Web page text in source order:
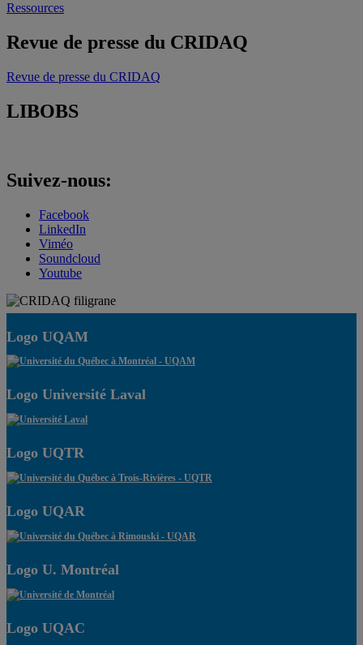
Ressources
Revue de presse du CRIDAQ
Revue de presse du CRIDAQ
LIBOBS
Suivez-nous:
Facebook
LinkedIn
Viméo
Soundcloud
Youtube
Logo UQAM
Logo Université Laval
Logo UQTR
Logo UQAR
Logo U. Montréal
Logo UQAC